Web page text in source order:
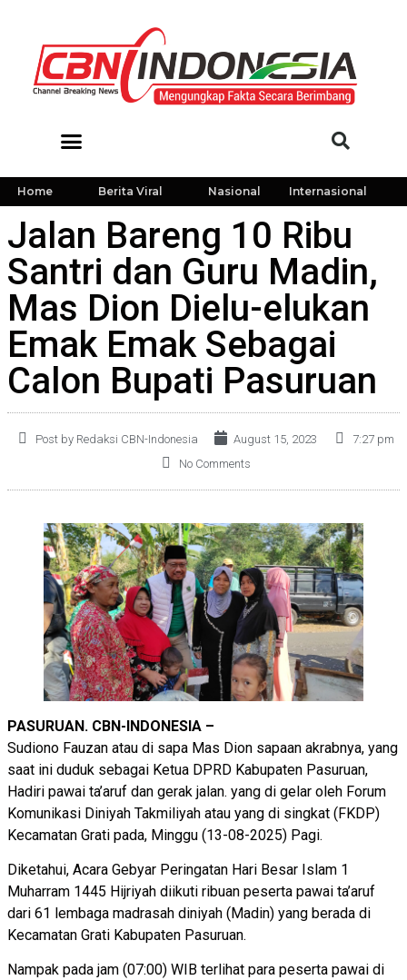
Home Berita Viral Nasional Internasional
Jalan Bareng 10 Ribu
Santri dan Guru Madin,
Mas Dion Dielu-elukan
Emak Emak Sebagai
Calon Bupati Pasuruan
Post by Redaksi CBN-Indonesia August 15, 2023
7:27 pm
No Comments
PASURUAN. CBN-INDONESIA –
Sudiono Fauzan atau di sapa Mas Dion sapaan akrabnya, yang
saat ini duduk sebagai Ketua DPRD Kabupaten Pasuruan,
Hadiri pawai ta’aruf dan gerak jalan. yang di gelar oleh Forum
Komunikasi Diniyah Takmiliyah atau yang di singkat (FKDP)
Kecamatan Grati pada, Minggu (13-08-2025) Pagi.
Diketahui, Acara Gebyar Peringatan Hari Besar Islam 1
Muharram 1445 Hijriyah diikuti ribuan peserta pawai ta’aruf
dari 61 lembaga madrasah diniyah (Madin) yang berada di
Kecamatan Grati Kabupaten Pasuruan.
Nampak pada jam (07:00) WIB terlihat para peserta pawai di